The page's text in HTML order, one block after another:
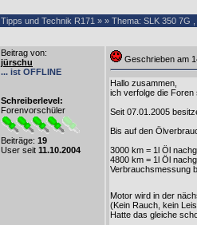
Tipps und Technik R171 » » Thema: SLK 350 7G
Beitrag von:
jürschu
... ist OFFLINE
Schreiberlevel:
Forenvorschüler
Beiträge: 19
User seit 11.10.2004
Geschrieben am
Hallo zusammen,
ich verfolge die
Seit 07.01.2005
Bis auf den
3000 km = 1l Öl
4800 km = 1l Öl
Verbrauchsmessung
Motor wird in der
(Kein Rauch, kein
Hatte das gleiche